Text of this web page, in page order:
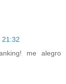
21:32
me alegro